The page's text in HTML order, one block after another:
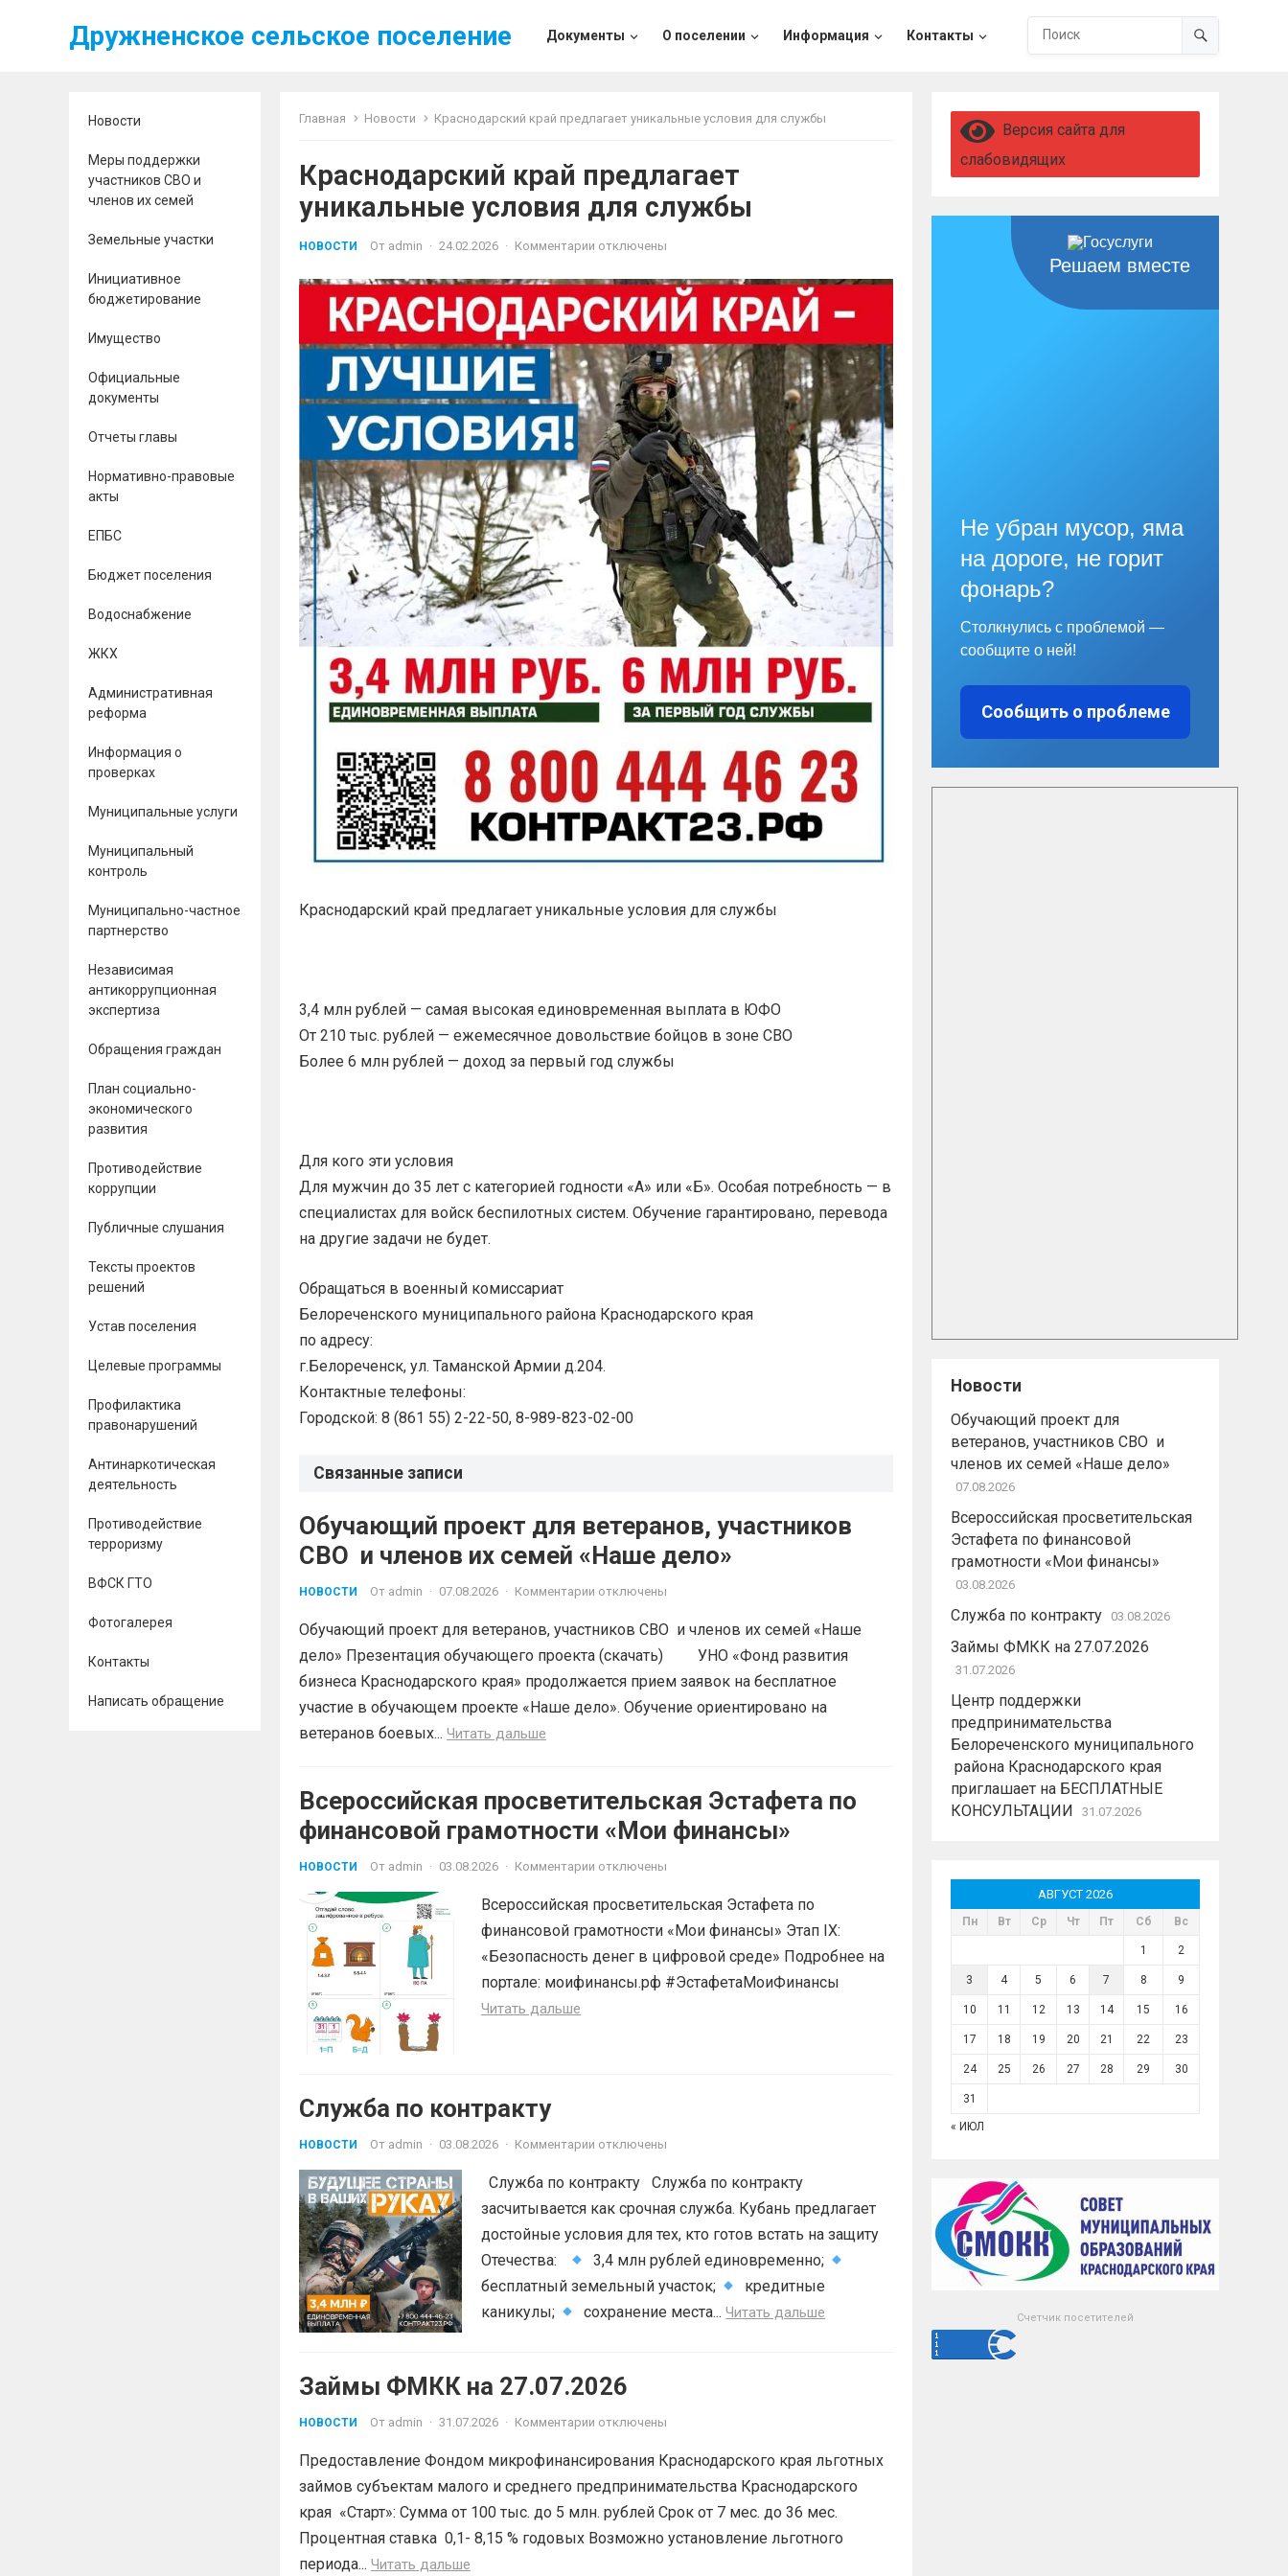
Дружненское сельское поселение Документы О поселении Информация Контакты
Новости
Меры поддержки
участников СВО и
членов их семей
Земельные участки
Инициативное
бюджетирование
Имущество
Официальные
документы
Отчеты главы
Нормативно-правовые
акты
ЕПБС
Бюджет поселения
Водоснабжение
ЖКХ
Административная
реформа
Информация о
проверках
Муниципальные услуги
Муниципальный
контроль
Муниципально-частное
партнерство
Независимая
антикоррупционная
экспертиза
Обращения граждан
План социально-
экономического
развития
Противодействие
коррупции
Публичные слушания
Тексты проектов
решений
Устав поселения
Целевые программы
Профилактика
правонарушений
Антинаркотическая
деятельность
Противодействие
терроризму
ВФСК ГТО
Фотогалерея
Контакты
Написать обращение
Главная Новости Краснодарский край предлагает уникальные условия для службы
Краснодарский край предлагает
уникальные условия для службы
НОВОСТИ От admin · 24.02.2026 · Комментарии отключены
Краснодарский край предлагает уникальные условия для службы
3,4 млн рублей — самая высокая единовременная выплата в ЮФО
От 210 тыс. рублей — ежемесячное довольствие бойцов в зоне СВО
Более 6 млн рублей — доход за первый год службы
Для кого эти условия
Для мужчин до 35 лет с категорией годности «А» или «Б». Особая потребность — в
специалистах для войск беспилотных систем. Обучение гарантировано, перевода
на другие задачи не будет.
Обращаться в военный комиссариат
Белореченского муниципального района Краснодарского края
по адресу:
г.Белореченск, ул. Таманской Армии д.204.
Контактные телефоны:
Городской: 8 (861 55) 2-22-50, 8-989-823-02-00
Связанные записи
Обучающий проект для ветеранов, участников
СВО и членов их семей «Наше дело»
НОВОСТИ От admin · 07.08.2026 · Комментарии отключены
Обучающий проект для ветеранов, участников СВО и членов их семей «Наше
дело» Презентация обучающего проекта (скачать) УНО «Фонд развития
бизнеса Краснодарского края» продолжается прием заявок на бесплатное
участие в обучающем проекте «Наше дело». Обучение ориентировано на
ветеранов боевых... Читать дальше
Всероссийская просветительская Эстафета по
финансовой грамотности «Мои финансы»
НОВОСТИ От admin · 03.08.2026 · Комментарии отключены
Всероссийская просветительская Эстафета по
финансовой грамотности «Мои финансы» Этап IX:
«Безопасность денег в цифровой среде» Подробнее на
портале: моифинансы.рф #ЭстафетаМоиФинансы
Читать дальше
Служба по контракту
НОВОСТИ От admin · 03.08.2026 · Комментарии отключены
Служба по контракту Служба по контракту
засчитывается как срочная служба. Кубань предлагает
достойные условия для тех, кто готов встать на защиту
Отечества:
3,4 млн рублей единовременно;
бесплатный земельный участок;
кредитные
каникулы;
сохранение места...Читать дальше
Займы ФМКК на 27.07.2026
НОВОСТИ От admin · 31.07.2026 · Комментарии отключены
Предоставление Фондом микрофинансирования Краснодарского края льготных
займов субъектам малого и среднего предпринимательства Краснодарского
края «Старт»: Сумма от 100 тыс. до 5 млн. рублей Срок от 7 мес. до 36 мес.
Процентная ставка 0,1- 8,15 % годовых Возможно установление льготного
периода... Читать дальше
Версия сайта для
слабовидящих
Решаем вместе
Не убран мусор, яма
на дороге, не горит
фонарь?
Столкнулись с проблемой —
сообщите о ней!
Сообщить о проблеме
Новости
Обучающий проект для
ветеранов, участников СВО и
членов их семей «Наше дело»
07.08.2026
Всероссийская просветительская
Эстафета по финансовой
грамотности «Мои финансы»
03.08.2026
Служба по контракту 03.08.2026
Займы ФМКК на 27.07.2026
31.07.2026
Центр поддержки
предпринимательства
Белореченского муниципального
района Краснодарского края
приглашает на БЕСПЛАТНЫЕ
КОНСУЛЬТАЦИИ
31.07.2026
АВГУСТ 2026
Пн Вт Ср Чт Пт Сб Вс
1 2
3 4 5 6 7 8 9
10 11 12 13 14 15 16
17 18 19 20 21 22 23
24 25 26 27 28 29 30
31
« ИЮЛ
Счетчик посетителей